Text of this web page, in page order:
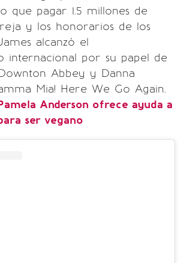
que pagar 1.5 millones de
y los honorarios de los
alcanzó el
internacional por su papel de
Abbey y Danna
Mia! Here We Go Again.
Anderson ofrece ayuda a
ser vegano